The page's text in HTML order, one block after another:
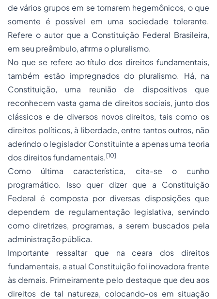
de vários grupos em se tornarem hegemônicos, o que
somente é possível em uma sociedade tolerante.
Refere o autor que a Constituição Federal Brasileira,
em seu preâmbulo, afirma o pluralismo.
No que se refere ao título dos direitos fundamentais,
também estão impregnados do pluralismo. Há, na
Constituição, uma reunião de dispositivos que
reconhecem vasta gama de direitos sociais, junto dos
clássicos e de diversos novos direitos, tais como os
direitos políticos, à liberdade, entre tantos outros, não
aderindo o legislador Constituinte a apenas uma teoria
dos direitos fundamentais. [10]
Como última característica, cita-se o cunho
programático. Isso quer dizer que a Constituição
Federal é composta por diversas disposições que
dependem de regulamentação legislativa, servindo
como diretrizes, programas, a serem buscados pela
administração pública.
Importante ressaltar que na ceara dos direitos
fundamentais, a atual Constituição foi inovadora frente
às demais. Primeiramente pelo destaque que deu aos
direitos de tal natureza, colocando-os em situação